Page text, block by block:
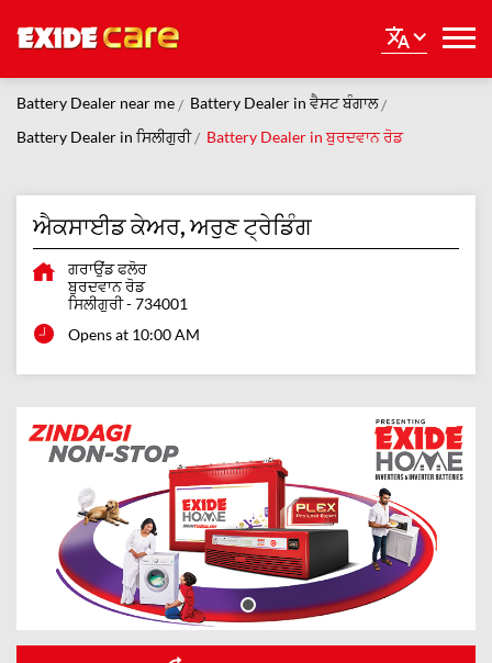
Battery Dealer near me
Battery Dealer in ਵੈਸਟ ਬੰਗਾਲ
Battery Dealer in ਸਿਲੀਗੁਰੀ
Battery Dealer in ਬੁਰਦਵਾਨ ਰੋਡ
ਐਕਸਾਈਡ ਕੇਅਰ, ਅਰੁਣ ਟ੍ਰੇਡਿੰਗ
ਗਰਾਉਂਡ ਫਲੋਰ
ਬੁਰਦਵਾਨ ਰੋਡ
ਸਿਲੀਗੁਰੀ-734001
Opens at 10:00 AM